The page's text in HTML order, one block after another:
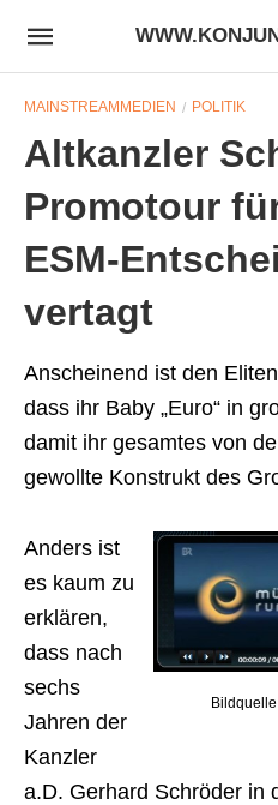
MAINSTREAMMEDIEN POLITIK
Altkanzler
Promotour
ESM-
vertagt
Anscheinend ist den
dass ihr Baby „Euro“ in
damit ihr gesamtes von
gewollte Konstrukt des
Anders ist
es kaum zu
erklären,
dass nach
sechs
Jahren der
Kanzler
a.D. Gerhard Schröder in